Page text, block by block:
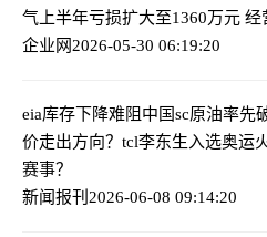
气上半年亏损扩大至1360万元
企业网2026-05-30 06:19:20
eia库存下降难阻中国sc原油率先
价走出方向？ tcl李东生入选奥运
赛事？
新闻报刊 2026-06-08 09:14:20